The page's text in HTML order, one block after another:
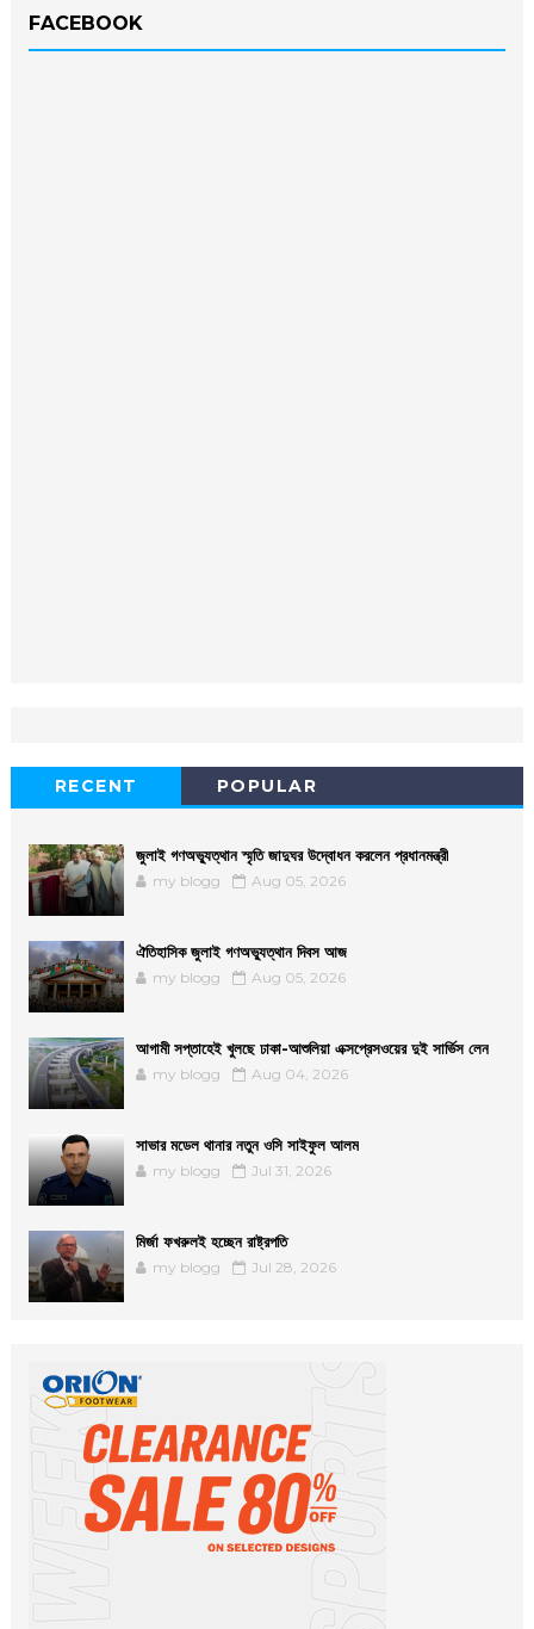
FACEBOOK
RECENT POPULAR
জুলাই গণঅভ্যুত্থান স্মৃতি জাদুঘর উদ্বোধন করলেন প্রধানমন্ত্রী
my blogg Aug 05, 2026
ঐতিহাসিক জুলাই গণঅভ্যুত্থান দিবস আজ
my blogg Aug 05, 2026
আগামী সপ্তাহেই খুলছে ঢাকা-আশুলিয়া এক্সপ্রেসওয়ের দুই সার্ভিস লেন
my blogg Aug 04, 2026
সাভার মডেল থানার নতুন ওসি সাইফুল আলম
my blogg Jul 31, 2026
মির্জা ফখরুলই হচ্ছেন রাষ্ট্রপতি
my blogg Jul 28, 2026